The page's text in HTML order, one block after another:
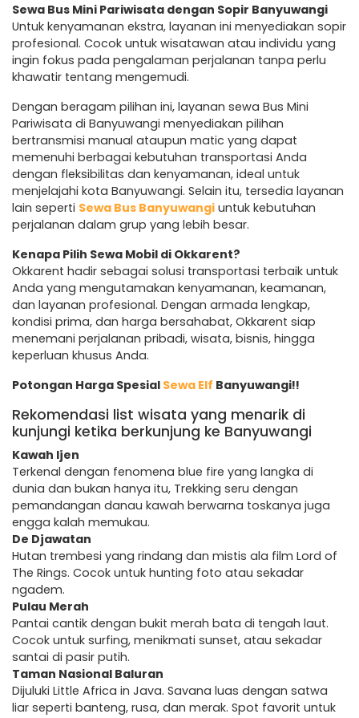
Sewa Bus Mini Pariwisata dengan Sopir Banyuwangi
Untuk kenyamanan ekstra, layanan ini menyediakan sopir
profesional. Cocok untuk wisatawan atau individu yang
ingin fokus pada pengalaman perjalanan tanpa perlu
khawatir tentang mengemudi.
Dengan beragam pilihan ini, layanan sewa Bus Mini
Pariwisata di Banyuwangi menyediakan pilihan
bertransmisi manual ataupun matic yang dapat
memenuhi berbagai kebutuhan transportasi Anda
dengan fleksibilitas dan kenyamanan, ideal untuk
menjelajahi kota Banyuwangi. Selain itu, tersedia layanan
lain seperti Sewa Bus Banyuwangi untuk kebutuhan
perjalanan dalam grup yang lebih besar.
Kenapa Pilih Sewa Mobil di Okkarent?
Okkarent hadir sebagai solusi transportasi terbaik untuk
Anda yang mengutamakan kenyamanan, keamanan,
dan layanan profesional. Dengan armada lengkap,
kondisi prima, dan harga bersahabat, Okkarent siap
menemani perjalanan pribadi, wisata, bisnis, hingga
keperluan khusus Anda.
Potongan Harga Spesial Sewa Elf Banyuwangi!!
Rekomendasi list wisata yang menarik di
kunjungi ketika berkunjung ke Banyuwangi
Kawah Ijen
Terkenal dengan fenomena blue fire yang langka di
dunia dan bukan hanya itu, Trekking seru dengan
pemandangan danau kawah berwarna toskanya juga
engga kalah memukau.
De Djawatan
Hutan trembesi yang rindang dan mistis ala film Lord of
The Rings. Cocok untuk hunting foto atau sekadar
ngadem.
Pulau Merah
Pantai cantik dengan bukit merah bata di tengah laut.
Cocok untuk surfing, menikmati sunset, atau sekadar
santai di pasir putih.
Taman Nasional Baluran
Dijuluki Little Africa in Java. Savana luas dengan satwa
liar seperti banteng, rusa, dan merak. Spot favorit untuk